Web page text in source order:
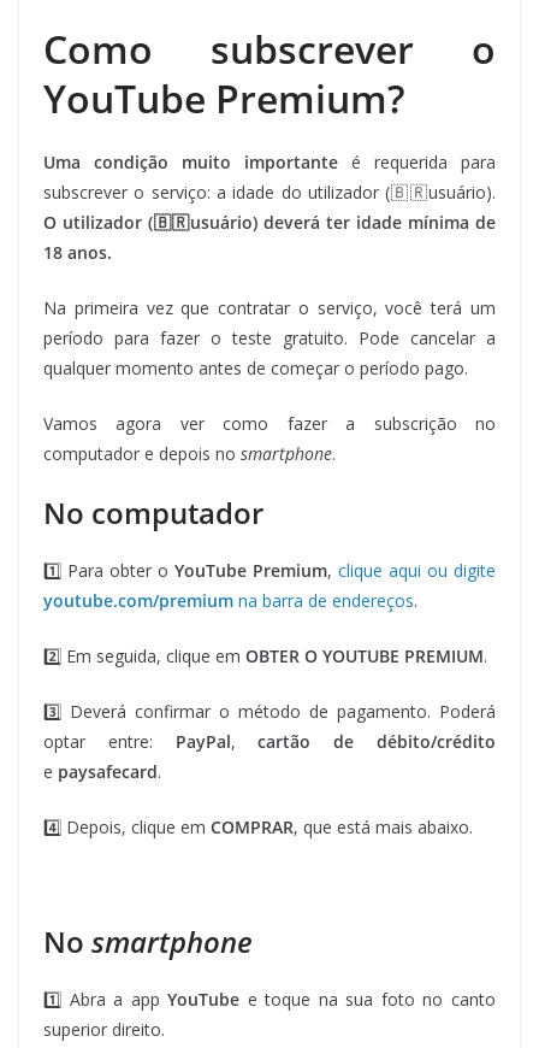
Como subscrever o
YouTube Premium?
Uma condição muito importante é requerida para
subscrever o serviço: a idade do utilizador (🇧🇷usuário).
O utilizador (🇧🇷usuário) deverá ter idade mínima de
18 anos.
Na primeira vez que contratar o serviço, você terá um
período para fazer o teste gratuito. Pode cancelar a
qualquer momento antes de começar o período pago.
Vamos agora ver como fazer a subscrição no
computador e depois no smartphone.
No computador
1️⃣ Para obter o YouTube Premium, clique aqui ou digite
youtube.com/premium na barra de endereços.
2️⃣ Em seguida, clique em OBTER O YOUTUBE PREMIUM.
3️⃣ Deverá confirmar o método de pagamento. Poderá
optar entre: PayPal,cartão de débito/crédito
e paysafecard.
4️⃣ Depois, clique em COMPRAR, que está mais abaixo.
No smartphone
1️⃣ Abra a appYouTube e toque na sua foto no canto
superior direito.